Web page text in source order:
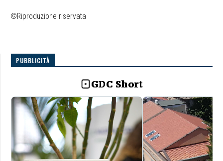
©Riproduzione riservata
PUBBLICITÀ
GDC Short